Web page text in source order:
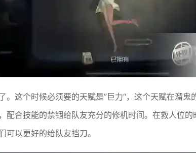
。这个时候必须要的天赋是”巨力“，这个天赋在溜
合技能的禁锢给队友充分的修机时间。在救人位
以更好的给队友挡刀。